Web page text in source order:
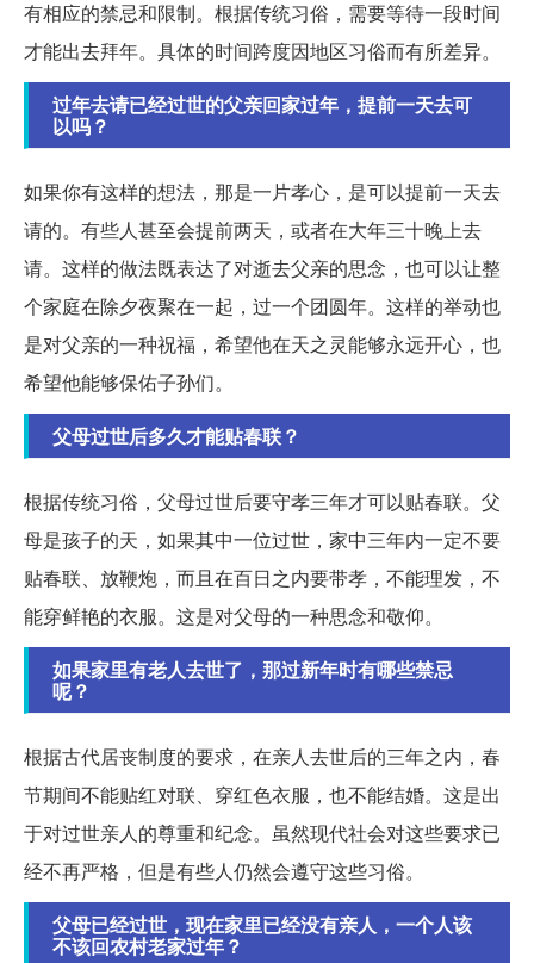
有相应的禁忌和限制。根据传统习俗，需要等待一段时间
才能出去拜年。具体的时间跨度因地区习俗而有所差异。
过年去请已经过世的父亲回家过年，提前一天去可
以吗？
如果你有这样的想法，那是一片孝心，是可以提前一天去
请的。有些人甚至会提前两天，或者在大年三十晚上去
请。这样的做法既表达了对逝去父亲的思念，也可以让整
个家庭在除夕夜聚在一起，过一个团圆年。这样的举动也
是对父亲的一种祝福，希望他在天之灵能够永远开心，也
希望他能够保佑子孙们。
父母过世后多久才能贴春联？
根据传统习俗，父母过世后要守孝三年才可以贴春联。父
母是孩子的天，如果其中一位过世，家中三年内一定不要
贴春联、放鞭炮，而且在百日之内要带孝，不能理发，不
能穿鲜艳的衣服。这是对父母的一种思念和敬仰。
如果家里有老人去世了，那过新年时有哪些禁忌
呢？
根据古代居丧制度的要求，在亲人去世后的三年之内，春
节期间不能贴红对联、穿红色衣服，也不能结婚。这是出
于对过世亲人的尊重和纪念。虽然现代社会对这些要求已
经不再严格，但是有些人仍然会遵守这些习俗。
父母已经过世，现在家里已经没有亲人，一个人该
不该回农村老家过年？